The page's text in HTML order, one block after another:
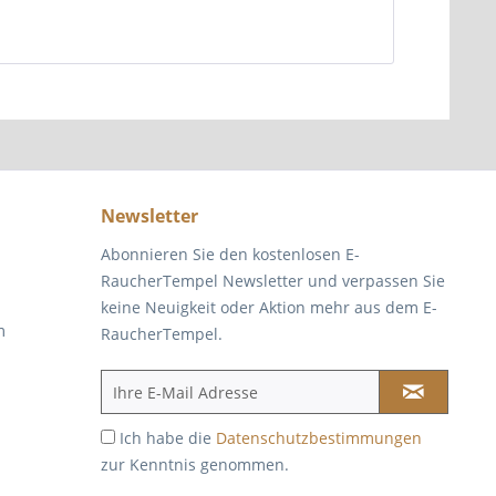
Newsletter
Abonnieren Sie den kostenlosen E-
RaucherTempel Newsletter und verpassen Sie
keine Neuigkeit oder Aktion mehr aus dem E-
RaucherTempel.
Ich habe die Datenschutzbestimmungen
zur Kenntnis genommen.